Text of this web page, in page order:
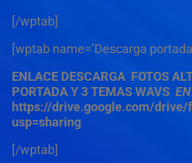
[/wptab]
[wptab name=’Descarga
ENLACE DESCARGA FOTOS
PORTADA Y 3 TEMAS WAVS
https://drive.google.com/drive/
usp=sharing
[/wptab]